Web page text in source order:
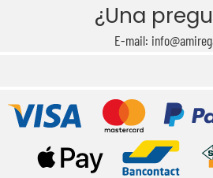
¿Una
E-mail: